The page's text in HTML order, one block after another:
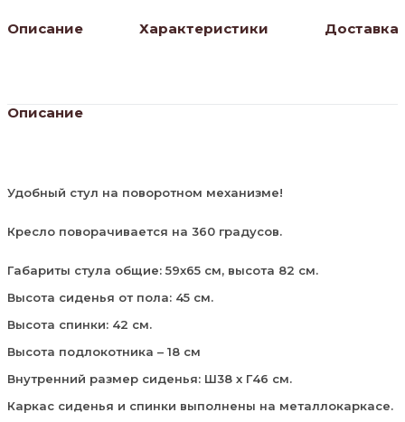
Описание Характеристики Доставка
Описание
Удобный стул на поворотном механизме!
Кресло поворачивается на 360 градусов.
Габариты стула общие: 59х65 см, высота 82 см.
Высота сиденья от пола: 45 см.
Высота спинки: 42 см.
Высота подлокотника – 18 см
Внутренний размер сиденья: Ш38 х Г46 см.
Каркас сиденья и спинки выполнены на металлокаркасе.